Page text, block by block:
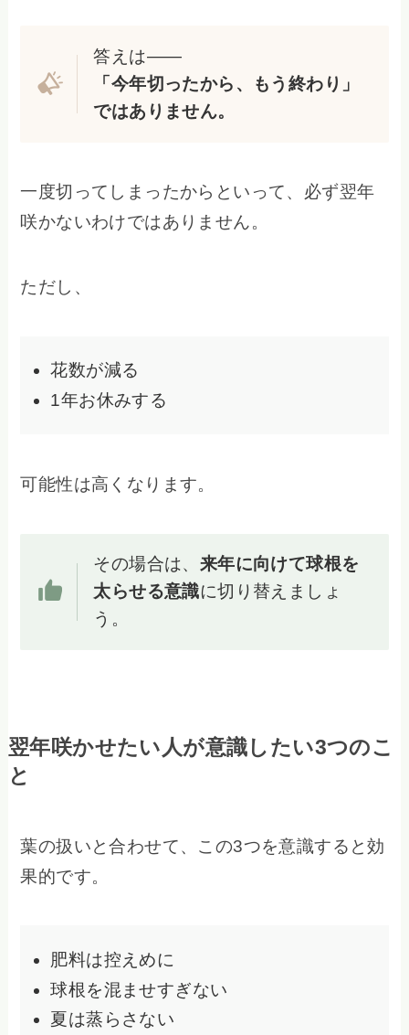
答えは――
「今年切ったから、もう終わり」
ではありません。
一度切ってしまったからといって、必ず翌年
咲かないわけではありません。
ただし、
花数が減る
1年お休みする
可能性は高くなります。
その場合は、 来年に向けて球根を
太らせる意識に切り替えましょ
う。
翌年咲かせたい人が意識したい3つのこ
と
葉の扱いと合わせて、この3つを意識すると効
果的です。
肥料は控えめに
球根を混ませすぎない
夏は蒸らさない